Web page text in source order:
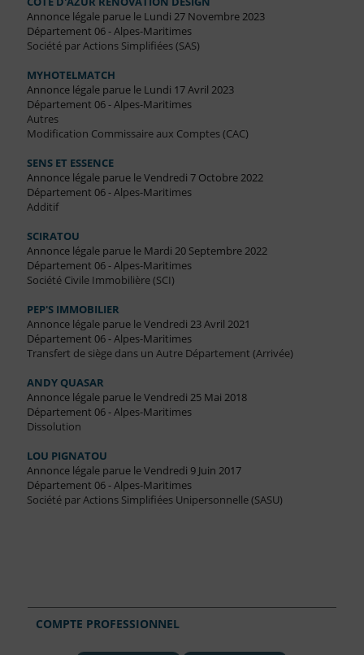
Annonce légale parue le Lundi 27 Novembre 2023
Département 06 - Alpes-Maritimes
Société par Actions Simplifiées (SAS)
MYHOTELMATCH
Annonce légale parue le Lundi 17 Avril 2023
Département 06 - Alpes-Maritimes
Autres
Modification Commissaire aux Comptes (CAC)
SENS ET ESSENCE
Annonce légale parue le Vendredi 7 Octobre 2022
Département 06 - Alpes-Maritimes
Additif
SCIRATOU
Annonce légale parue le Mardi 20 Septembre 2022
Département 06 - Alpes-Maritimes
Société Civile Immobilière (SCI)
PEP'S IMMOBILIER
Annonce légale parue le Vendredi 23 Avril 2021
Département 06 - Alpes-Maritimes
Transfert de siège dans un Autre Département (Arrivée)
ANDY QUASAR
Annonce légale parue le Vendredi 25 Mai 2018
Département 06 - Alpes-Maritimes
Dissolution
LOU PIGNATOU
Annonce légale parue le Vendredi 9 Juin 2017
Département 06 - Alpes-Maritimes
Société par Actions Simplifiées Unipersonnelle (SASU)
COMPTE PROFESSIONNEL